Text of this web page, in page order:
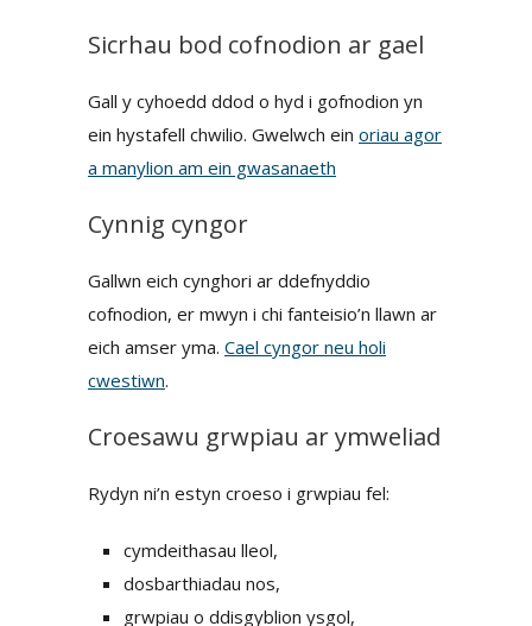
Sicrhau bod cofnodion ar gael
Gall y cyhoedd ddod o hyd i gofnodion yn
ein hystafell chwilio. Gwelwch ein oriau agor
a manylion am ein gwasanaeth
Cynnig cyngor
Gallwn eich cynghori ar ddefnyddio
cofnodion, er mwyn i chi fanteisio’n llawn ar
eich amser yma. Cael cyngor neu holi
cwestiwn.
Croesawu grwpiau ar ymweliad
Rydyn ni’n estyn croeso i grwpiau fel:
cymdeithasau lleol,
dosbarthiadau nos,
grwpiau o ddisgyblion ysgol,